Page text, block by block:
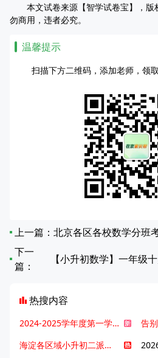
本文试卷来源【智学试卷宝】，版
勿商用，违者必究。
温馨提示
扫描下方二维码，添加老师，领取
上一篇： 北京各区各校数学分班
下一
篇：
热搜内容
2024-2025学年度第一学期北京各区期末考试真题试卷汇总
海淀各区域小升初二派全攻略合集！区域一至五志愿填报、升学策略详解